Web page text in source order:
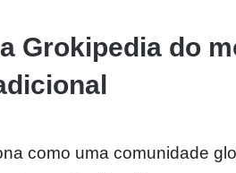
Grokipedia do
como uma comunidade